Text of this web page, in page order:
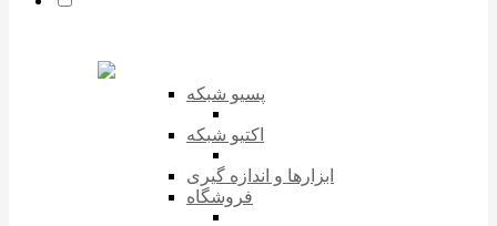
پسیو شبکه
اکتیو شبکه
ابزارها و اندازه گیری
فروشگاه